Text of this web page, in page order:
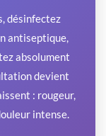
désinfectez
antiseptique,
absolument
devient
: rougeur,
intense.